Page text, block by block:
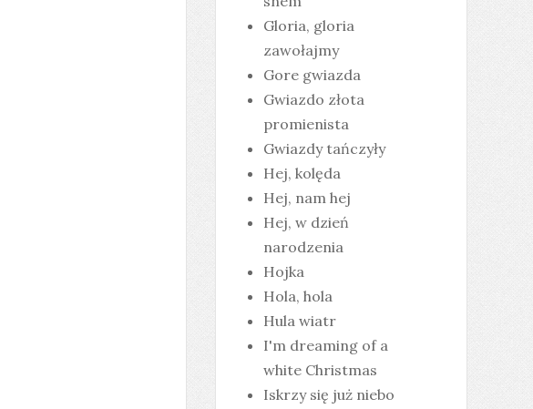
Gloria, gloria
zawołajmy
Gore gwiazda
Gwiazdo złota
promienista
Gwiazdy tańczyły
Hej, kolęda
Hej, nam hej
Hej, w dzień
narodzenia
Hojka
Hola, hola
Hula wiatr
I'm dreaming of a
white Christmas
Iskrzy się już niebo